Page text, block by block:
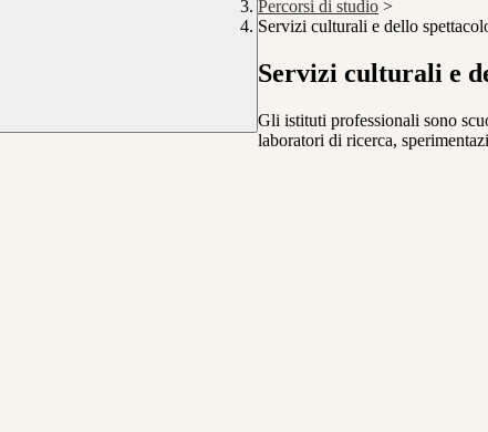
Percorsi di studio >
Servizi culturali e dello
Servizi culturali e
Gli istituti professionali sono
laboratori di ricerca,